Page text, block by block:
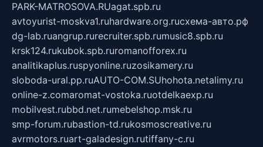
PARK-MATROSOVA.RUagat.spb.ru
avtoyurist-moskva1.ruhardware.org.ruсхема-авто.рф
dg-lab.ruangrup.rurecruiter.spb.rumusic8.spb.ru
krsk124.rukubok.spb.ruromanofforex.ru
analitikaplus.ruspyonline.ruzosikamery.ru
sloboda-ural.pp.ruAUTO-COM.SUhohota.netalimy.ru
online-z.comaromat-vostoka.ruotdelkaexp.ru
mobilvest.rubbd.net.rumebelshop.msk.ru
smp-forum.rubastion-td.rukosmoscreative.ru
avrmotors.ruart-galadesign.rutiffany-c.ru